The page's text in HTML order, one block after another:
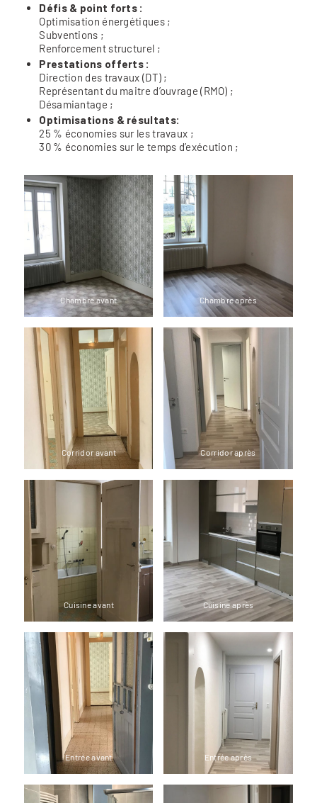
Défis & point forts :
Optimisation énergétiques ;
Subventions ;
Renforcement structurel ;
Prestations offerts :
Direction des travaux (DT) ;
Représentant du maitre d’ouvrage (RMO) ;
Désamiantage ;
Optimisations & résultats:
25 % économies sur les travaux ;
30 % économies sur le temps d’exécution ;
Chambre avant Chambre après
Corridor avant Corridor après
Cuisine avant Cuisine après
Entrée avant Entrée après